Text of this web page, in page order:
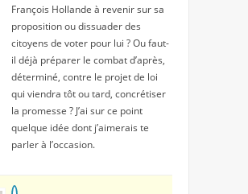
François Hollande à revenir sur sa
proposition ou dissuader des
citoyens de voter pour lui ? Ou faut-
il déjà préparer le combat d’après,
déterminé, contre le projet de loi
qui viendra tôt ou tard, concrétiser
la promesse ? J’ai sur ce point
quelque idée dont j’aimerais te
parler à l’occasion.